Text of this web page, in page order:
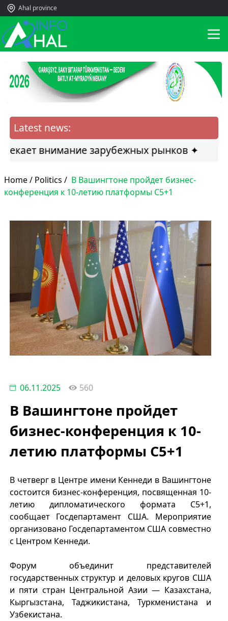
Ahal province
Latest news:
внимание зарубежных рынков ✦
Home / Politics / В Вашингтоне пройдет бизнес-
конференция к 10-летию платформы C5+1
06.11.2025 560
В Вашингтоне пройдет
бизнес-конференция к 10-
летию платформы C5+1
В четверг в Центре имени Кеннеди в Вашингтоне
состоится бизнес-конференция, посвященная 10-
летию дипломатического формата C5+1,
сообщает Госдепартамент США. Мероприятие
организовано Госдепартаментом США совместно
с Центром Кеннеди.
Форум объединит представителей
государственных структур и деловых кругов США
и пяти стран Центральной Азии — Казахстана,
Кыргызстана, Таджикистана, Туркменистана и
Узбекистана.